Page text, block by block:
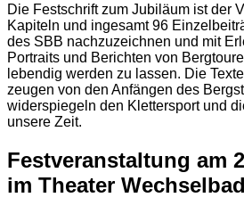
Die Festschrift zum Jubiläum ist der
Kapiteln und ingesamt 96
des SBB nachzuzeichnen und mit
Portraits und Berichten von
lebendig werden zu lassen. Die
zeugen von den Anfängen des
widerspiegeln den Klettersport und
unsere Zeit.
Festveranstaltung am
im Theater Wechselbad